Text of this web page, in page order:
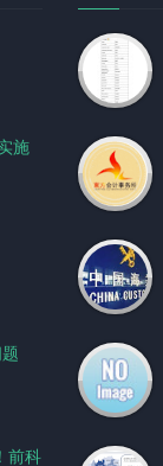
施
前科